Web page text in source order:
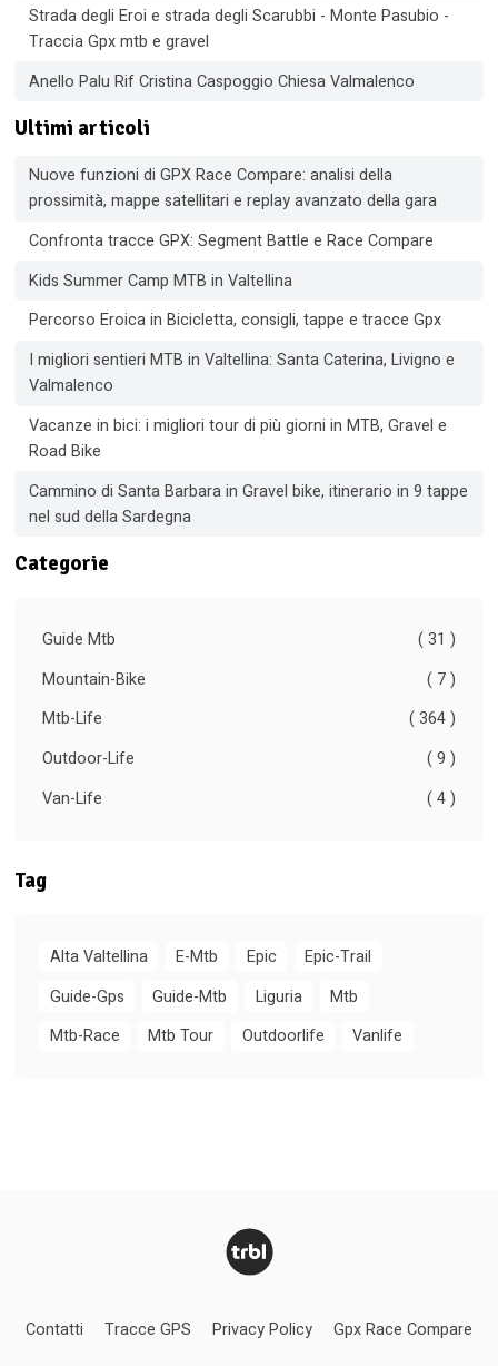
Strada degli Eroi e strada degli Scarubbi - Monte Pasubio -
Traccia Gpx mtb e gravel
Anello Palu Rif Cristina Caspoggio Chiesa Valmalenco
Ultimi articoli
Nuove funzioni di GPX Race Compare: analisi della
prossimità, mappe satellitari e replay avanzato della gara
Confronta tracce GPX: Segment Battle e Race Compare
Kids Summer Camp MTB in Valtellina
Percorso Eroica in Bicicletta, consigli, tappe e tracce Gpx
I migliori sentieri MTB in Valtellina: Santa Caterina, Livigno e
Valmalenco
Vacanze in bici: i migliori tour di più giorni in MTB, Gravel e
Road Bike
Cammino di Santa Barbara in Gravel bike, itinerario in 9 tappe
nel sud della Sardegna
Categorie
Guide Mtb
( 31 )
Mountain-Bike
( 7 )
Mtb-Life
( 364 )
Outdoor-Life
( 9 )
Van-Life
( 4 )
Tag
Alta Valtellina E-Mtb Epic
Epic-Trail
Guide-Gps
Guide-Mtb Liguria
Mtb
Mtb-Race
Mtb Tour Outdoorlife Vanlife
Contatti Tracce GPS Privacy Policy Gpx Race Compare